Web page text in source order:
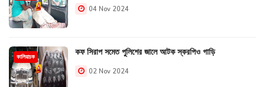
04 Nov 2024
কালিয়াচক কফ সিরাপ সমেত পুলিশের জালে আটক স্করপিও গাড়ি
02 Nov 2024